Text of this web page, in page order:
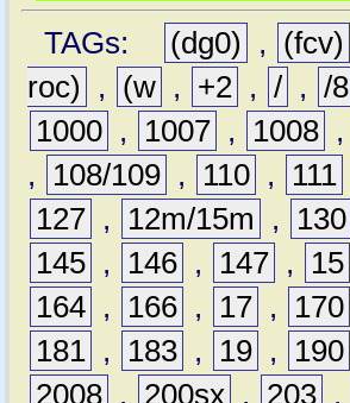
TAGs:
(dg0) , (fcv)
roc)
, (w , +2 , / , /8
1000 , 1007 , 1008 ,
,
108/109 , 110 , 111
127 , 12m/15m , 130
145 , 146 , 147 , 15
164 , 166 , 17 , 170
181 , 183 , 19 , 190
2008 , 200sx , 203 ,